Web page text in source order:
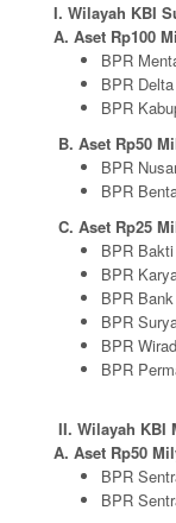
I. Wilayah KBI
A. Aset Rp100
BPR
BPR
BPR
B. Aset Rp50
BPR
BPR
C. Aset Rp25
BPR
BPR
BPR
BPR
BPR
BPR
II. Wilayah KBI
A. Aset Rp50
BPR
BPR